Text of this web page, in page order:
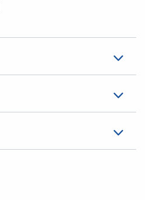
4008705101073